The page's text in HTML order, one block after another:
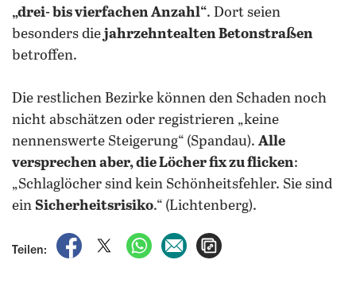
„drei- bis vierfachen Anzahl“. Dort seien
besonders diejahrzehntealten Betonstraßen
betroffen.
Die restlichen Bezirke können den Schaden noch
nicht abschätzen oder registrieren „keine
nennenswerte Steigerung“ (Spandau). Alle
versprechen aber, die Löcher fix zu flicken:
„Schlaglöcher sind kein Schönheitsfehler. Sie sind
ein Sicherheitsrisiko.“ (Lichtenberg).
Teilen:
auf Facebook teilen
auf X teilenper WhatsApp teilen
per E-Mail teilen